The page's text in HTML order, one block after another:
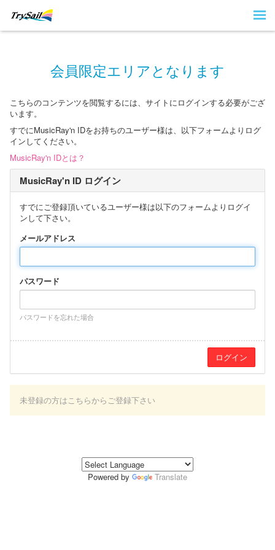
会員限定エリアとなります
こちらのコンテンツを閲覧するには、サイトにログインする必要がござ
います。
すでにMusicRay'n IDをお持ちのユーザー様は、以下フォームよりログ
インしてください。
MusicRay'n IDとは？
MusicRay'n ID ログイン
すでにご登録頂いているユーザー様は以下のフォームよりログイ
ンして下さい。
メールアドレス
パスワード
パスワードを忘れた場合
未登録の方はこちらからご登録下さい
Powered by Translate